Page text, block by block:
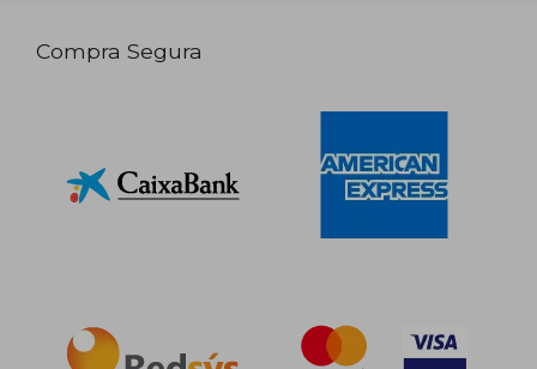
Compra Segura